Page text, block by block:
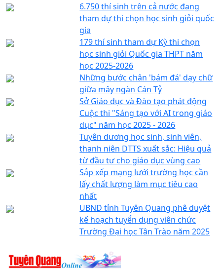
6.750 thí sinh trên cả nước đang
tham dự thi chọn học sinh giỏi quốc
gia
179 thí sinh tham dự Kỳ thi chọn
học sinh giỏi Quốc gia THPT năm
học 2025-2026
Những bước chân 'bám đá' dạy chữ
giữa mây ngàn Cán Tỷ
Sở Giáo dục và Đào tạo phát động
Cuộc thi "Sáng tạo với AI trong giáo
dục" năm học 2025 - 2026
Tuyên dương học sinh, sinh viên,
thanh niên DTTS xuất sắc: Hiệu quả
từ đầu tư cho giáo dục vùng cao
Sắp xếp mạng lưới trường học cần
lấy chất lượng làm mục tiêu cao
nhất
UBND tỉnh Tuyên Quang phê duyệt
kế hoạch tuyển dụng viên chức
Trường Đại học Tân Trào năm 2025